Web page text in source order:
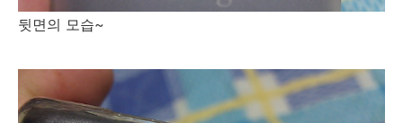
뒷면의 모습~